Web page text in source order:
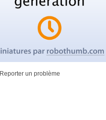
Reporter un problème